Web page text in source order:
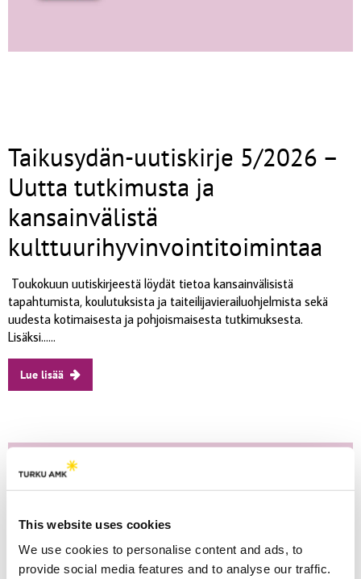
This website uses cookies
We use cookies to personalise content and ads, to
provide social media features and to analyse our traffic.
Taikusydän-uutiskirje 5/2026 –
Uutta tutkimusta ja
kansainvälistä
kulttuurihyvinvointitoimintaa
Toukokuun uutiskirjeestä löydät tietoa kansainvälisistä
tapahtumista, koulutuksista ja taiteilijavierailuohjelmista sekä
uudesta kotimaisesta ja pohjoismaisesta tutkimuksesta.
Lisäksi......
Lue lisää